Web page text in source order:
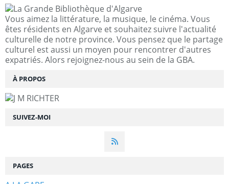
SUIVEZ-MOI
Vous aimez la littérature, la musique, le cinéma. Vous
êtes résidents en Algarve et souhaitez suivre l'actualité
culturelle de notre province. Vous pensez que le partage
culturel est aussi un moyen pour rencontrer d'autres
expatriés. Alors rejoignez-nous au sein de la GBA.
À PROPOS
PAGES